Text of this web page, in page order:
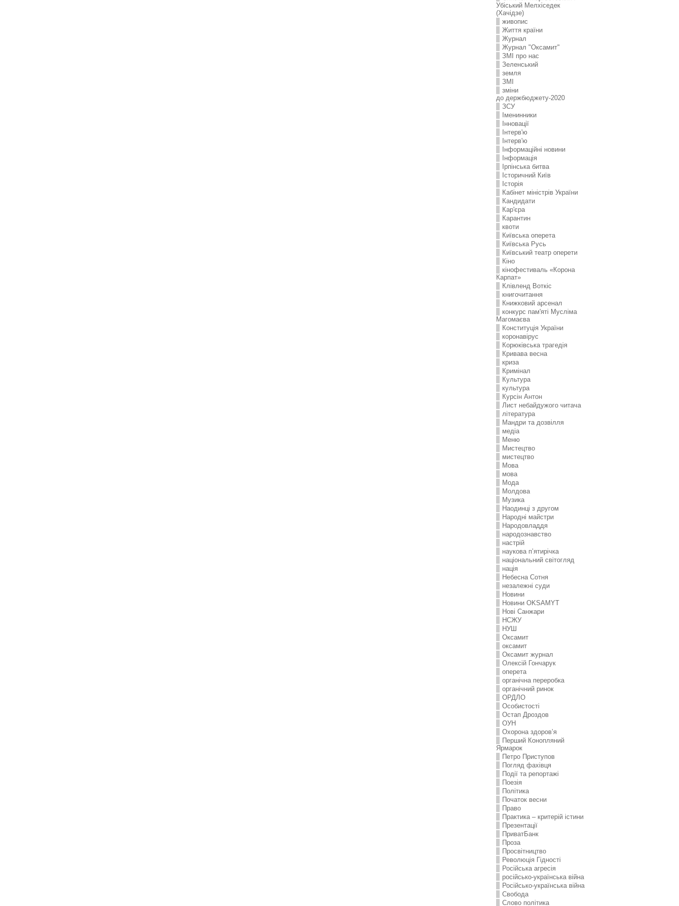
Убіський Мелхіседек
(Хачідзе)
живопис
Життя країни
Журнал
Журнал "Оксамит"
ЗMI про нас
Зеленський
земля
ЗМІ
зміни
до держбюджету-2020
ЗСУ
Іменинники
Інновації
Інтерв'ю
Інтерв'ю
Інформаційні новини
Інформація
Ірпінська битва
Історичний Київ
Історія
Кабінет міністрів України
Кандидати
Кар'єра
Карантин
квоти
Київська оперета
Київська Русь
Київський театр оперети
Кіно
кінофестиваль «Корона
Карпат»
Клівленд Воткіс
книгочитання
Книжковий арсенал
конкурс пам'яті Мусліма
Магомаєва
Конституція України
коронавірус
Корюківська трагедія
Кривава весна
криза
Кримінал
Культура
культура
Курсін Антон
Лист небайдужого читача
література
Мандри та дозвілля
медіа
Меню
Мистецтво
мистецтво
Мова
мова
Мода
Молдова
Музика
Наодинці з другом
Народні майстри
Народовладдя
народознавство
настрій
наукова п’ятирічка
національний світогляд
нація
Небесна Сотня
незалежні суди
Новини
Новини OKSAMYT
Нові Санжари
НСЖУ
НУШ
Оксамит
оксамит
Оксамит журнал
Олексій Гончарук
оперета
органічна переробка
органічний ринок
ОРДЛО
Особистості
Остап Дроздов
ОУН
Охорона здоров’я
Перший Конопляний
Ярмарок
Петро Приступов
Погляд фахівця
Події та репортажі
Поезія
Політика
Початок весни
Право
Практика – критерій істини
Презентації
ПриватБанк
Проза
Просвітництво
Революція Гідності
Російська агресія
російсько-українська війна
Російсько-українська війна
Свобода
Слово політика